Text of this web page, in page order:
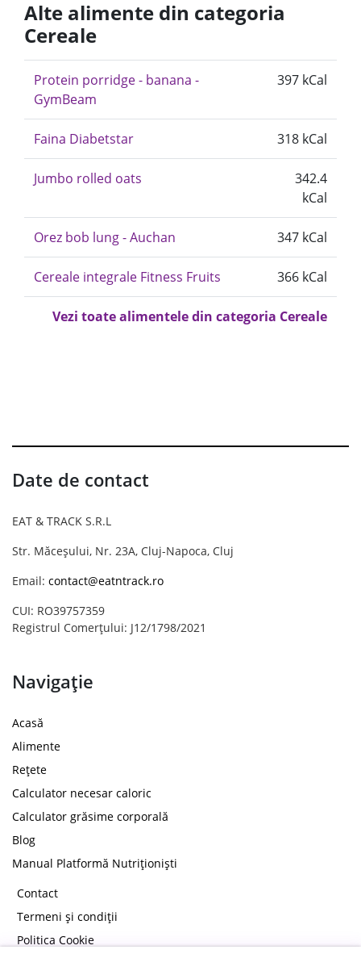
Alte alimente din categoria
Cereale
Protein porridge - banana -
GymBeam
397 kCal
Faina Diabetstar 318 kCal
Jumbo rolled oats
342.4
kCal
Orez bob lung - Auchan 347 kCal
Cereale integrale Fitness Fruits 366 kCal
Vezi toate alimentele din categoria Cereale
Date de contact
EAT & TRACK S.R.L
Str. Măceșului, Nr. 23A, Cluj-Napoca, Cluj
Email: contact@eatntrack.ro
CUI: RO39757359
Registrul Comerțului: J12/1798/2021
Navigație
Acasă
Alimente
Rețete
Calculator necesar caloric
Calculator grăsime corporală
Blog
Manual Platformă Nutriționiști
Contact
Termeni și condiții
Politica Cookie